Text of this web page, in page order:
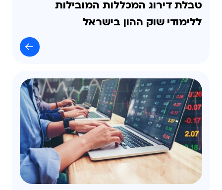
טבלת דירוג המכללות המובילות
ללימודי שוק ההון בישראל